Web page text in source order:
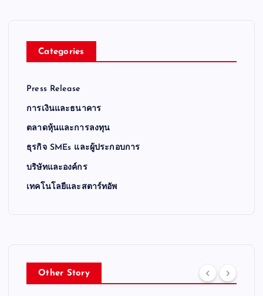
Categories
Press Release
การเงินและธนาคาร
ตลาดหุ้นและการลงทุน
ธุรกิจ SMEs และผู้ประกอบการ
บริษัทและองค์กร
เทคโนโลยีและสตาร์ทอัพ
Other Story